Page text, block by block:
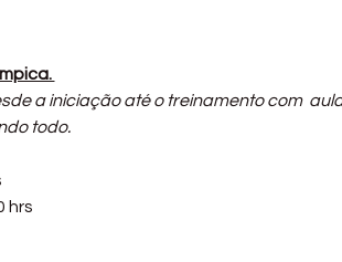
a iniciação até o treinamento com
todo.
hrs